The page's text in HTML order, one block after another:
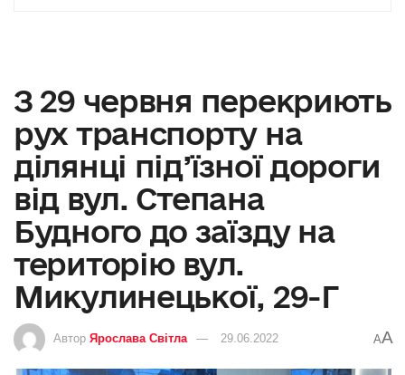
З 29 червня перекриють
рух транспорту на
ділянці під’їзної дороги
від вул. Степана
Будного до заїзду на
територію вул.
Микулинецької, 29-Г
Автор Ярослава Світла 29.06.2022 AA